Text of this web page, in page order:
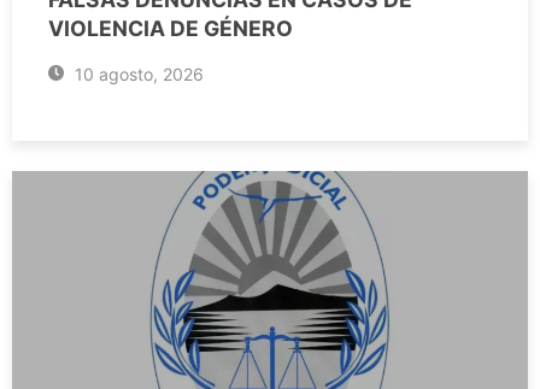
VIOLENCIA DE GÉNERO
10 agosto, 2026